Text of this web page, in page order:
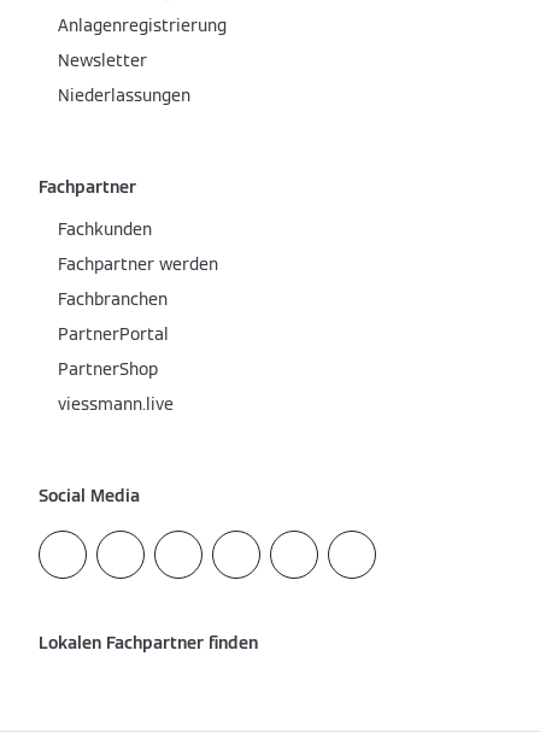
Anlagenregistrierung
Newsletter
Niederlassungen
Fachpartner
Fachkunden
Fachpartner werden
Fachbranchen
PartnerPortal
PartnerShop
viessmann.live
Social Media
Lokalen Fachpartner finden